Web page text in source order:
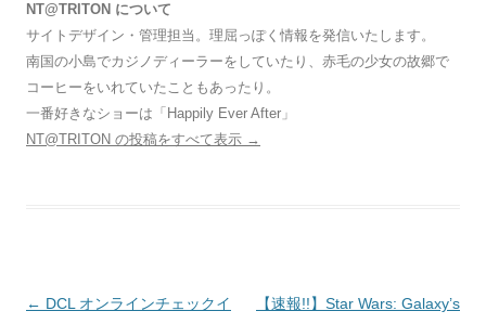
NT@TRITON について
サイトデザイン・管理担当。理屈っぽく情報を発信いたします。
南国の小島でカジノディーラーをしていたり、赤毛の少女の故郷で
コーヒーをいれていたこともあったり。
一番好きなショーは「Happily Ever After」
NT@TRITON の投稿をすべて表示 →
投
← DCL オンラインチェックイ
【速報!!】Star Wars: Galaxy’s